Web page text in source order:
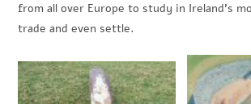
from all over Europe to study in Ireland’s
trade and even settle.